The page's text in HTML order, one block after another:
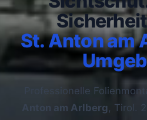
St. Anton am
Professionelle
Anton am Arlberg, Tirol.